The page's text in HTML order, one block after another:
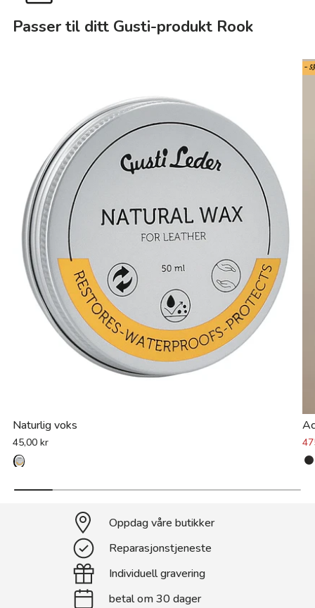
Passer til ditt Gusti-produkt Rook
Naturlig voks
45,00 kr
-
Oppdag våre butikker
Reparasjonstjeneste
Individuell gravering
betal om 30 dager